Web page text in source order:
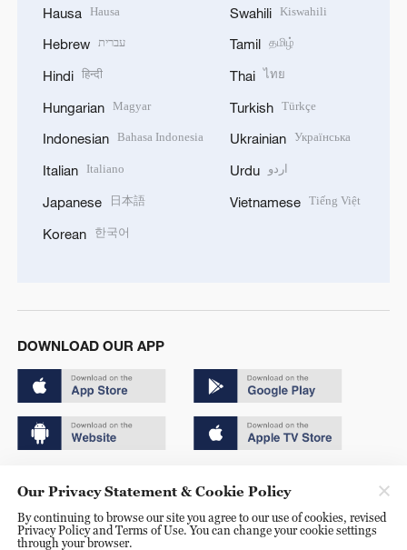
Hausa Hausa
Hebrew עברית
Hindi हिन्दी
Hungarian Magyar
Indonesian Bahasa Indonesia
Italian Italiano
Japanese 日本語
Korean 한국어
Swahili Kiswahili
Tamil தமிழ்
Thai ไทย
Turkish Türkçe
Ukrainian Українська
Urdu اردو
Vietnamese Tiếng Việt
DOWNLOAD OUR APP
京ICP备20000184号
京公网安备 11010502050052号
Our Privacy Statement & Cookie Policy
By continuing to browse our site you agree to our use of cookies, revised
Privacy Policy and Terms of Use. You can change your cookie settings
through your browser.